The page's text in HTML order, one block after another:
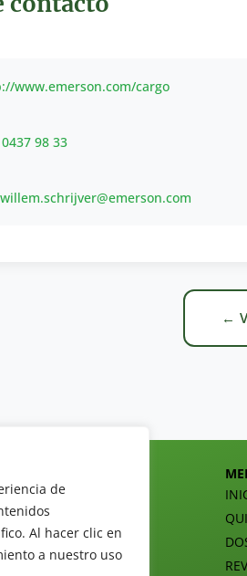
de
Al hacer clic en
a nuestro uso
www.emerson.com/cargo
98 33
←